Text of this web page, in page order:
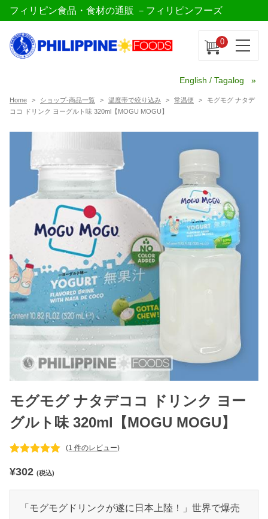
フィリピン食品・食材の通販 －フィリピンフーズ
0
English / Tagalog
Home ショップ-商品一覧 温度帯で絞り込み 常温便
モグモグ ナタデ
ココ ドリンク ヨーグルト味 320ml【MOGU MOGU】
モグモグ ナタデココ ドリンク ヨー
グルト味 320ml【MOGU MOGU】
評価に基づ
価のうち、
(1 件のレビュー)
¥302 (税込)
「モグモグドリンクが遂に日本上陸！」世界で爆売